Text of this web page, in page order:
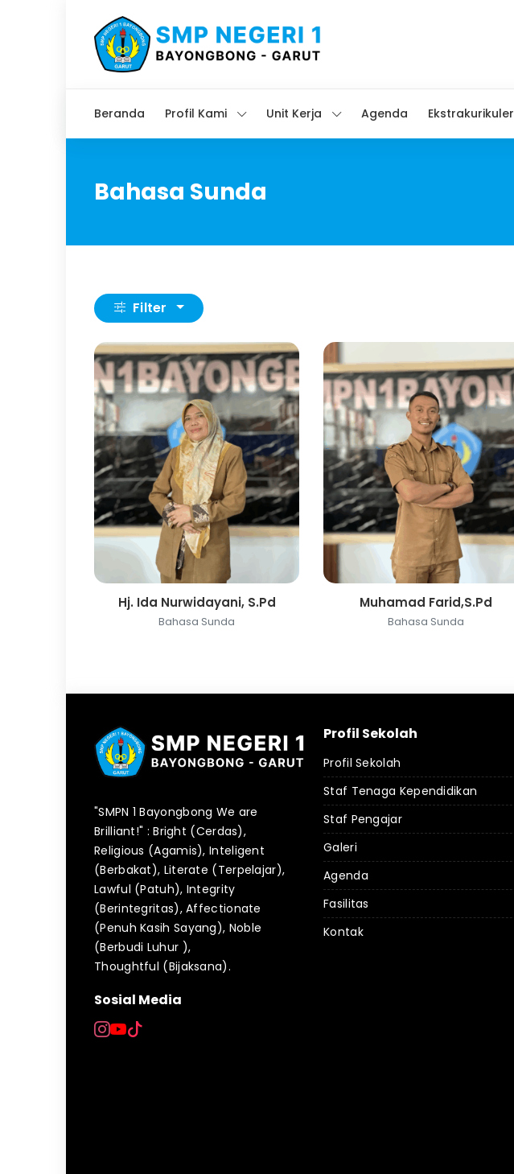
Beranda Profil Kami Unit Kerja Agenda Ekstrakurikuler
Bahasa Sunda
Filter
Hj. Ida Nurwidayani, S.Pd
Bahasa Sunda
Muhamad Farid,S.Pd
Bahasa Sunda
"SMPN 1 Bayongbong We are
Brilliant!" : Bright (Cerdas),
Religious (Agamis), Inteligent
(Berbakat), Literate (Terpelajar),
Lawful (Patuh), Integrity
(Berintegritas), Affectionate
(Penuh Kasih Sayang), Noble
(Berbudi Luhur ),
Thoughtful (Bijaksana).
Sosial Media
Profil Sekolah
Profil Sekolah
Staf Tenaga Kependidikan
Staf Pengajar
Galeri
Agenda
Fasilitas
Kontak